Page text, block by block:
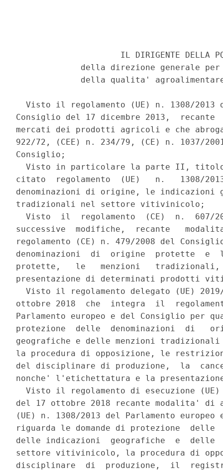
IL DIRIGENTE DELLA
della direzione generale
della qualita'
Visto il regolamento (UE) n. 1308/2013
Consiglio del 17 dicembre 2013,  recante
mercati dei prodotti agricoli e che
922/72, (CEE) n. 234/79, (CE) n. 1037/
Consiglio;
Visto in particolare la parte II,
citato  regolamento  (UE)   n.   1308/
denominazioni di origine, le indicazioni
tradizionali nel settore vitivinicolo;
Visto  il  regolamento  (CE)  n.  607/
successive  modifiche,  recante
regolamento (CE) n. 479/2008 del
denominazioni  di  origine  protette  e
protette,   le   menzioni
presentazione di determinati prodotti
Visto il regolamento delegato (UE)
ottobre 2018  che  integra  il
Parlamento europeo e del Consiglio per
protezione  delle  denominazioni  di
geografiche e delle menzioni
la procedura di opposizione, le
del disciplinare di produzione,  la
nonche' l'etichettatura e la
Visto il regolamento di esecuzione
del 17 ottobre 2018 recante modalita' di
(UE) n. 1308/2013 del Parlamento
riguarda le domande di protezione
delle indicazioni  geografiche  e  delle
settore vitivinicolo, la procedura di
disciplinare  di  produzione,  il